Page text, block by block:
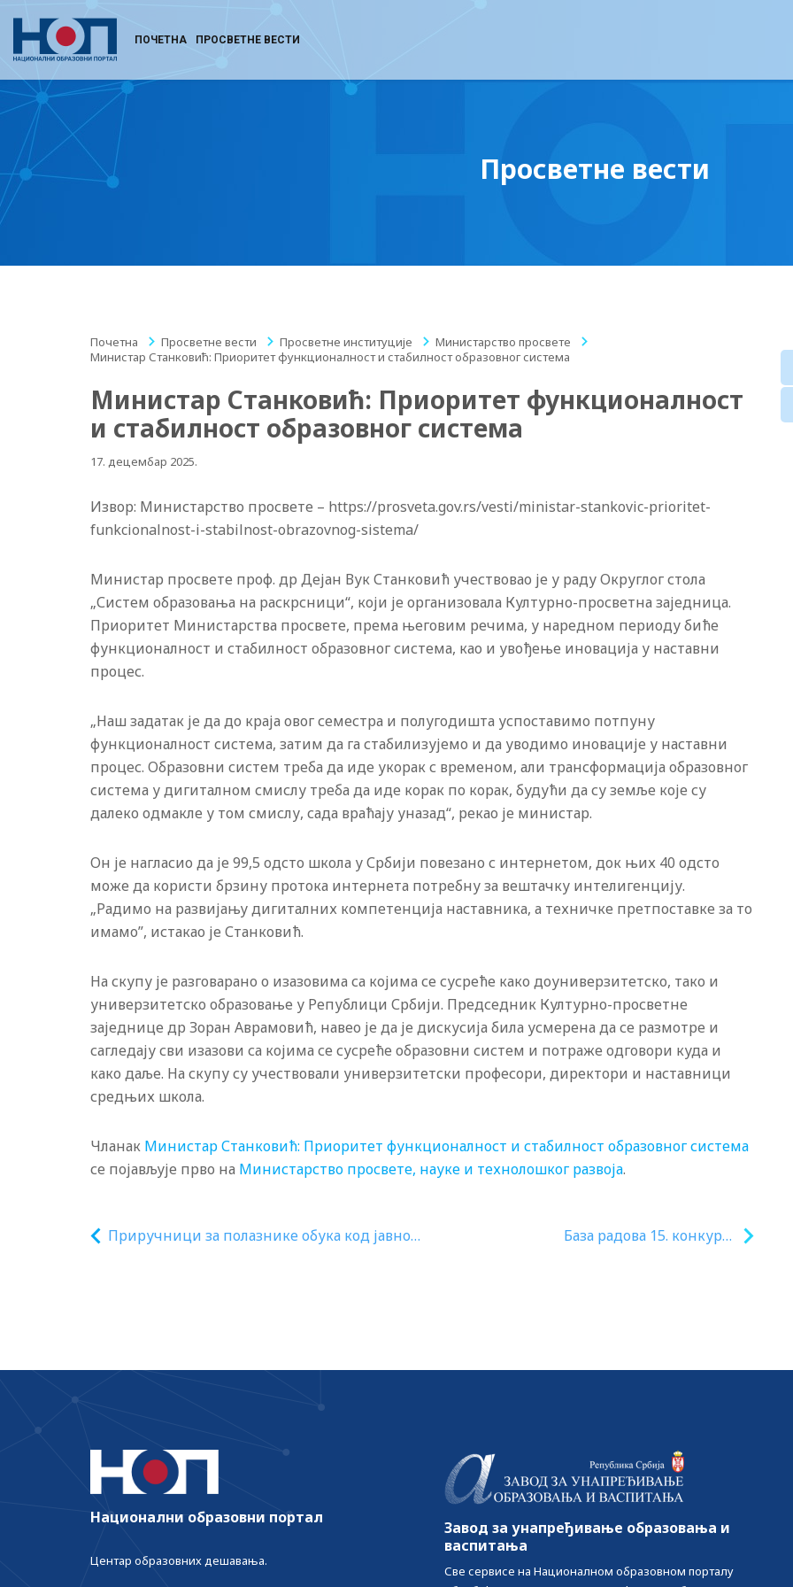
ПОЧЕТНА ПРОСВЕТНЕ ВЕСТИ
Просветне вести
Почетна / Просветне вести / Просветне институције / Министарство просвете
/
Министар Станковић: Приоритет функционалност и стабилност образовног система
Министар Станковић: Приоритет функционалност
и стабилност образовног система
17. децембар 2025.
Извор: Министарство просвете – https://prosveta.gov.rs/vesti/ministar-stankovic-prioritet-
funkcionalnost-i-stabilnost-obrazovnog-sistema/
Министар просвете проф. др Дејан Вук Станковић учествовао је у раду Округлог стола
„Систем образовања на раскрсници“, који је организовала Културно-просветна заједница.
Приоритет Министарства просвете, према његовим речима, у наредном периоду биће
функционалност и стабилност образовног система, као и увођење иновација у наставни
процес.
„Наш задатак је да до краја овог семестра и полугодишта успоставимо потпуну
функционалност система, затим да га стабилизујемо и да уводимо иновације у наставни
процес. Образовни систем треба да иде укорак с временом, али трансформација образовног
система у дигиталном смислу треба да иде корак по корак, будући да су земље које су
далеко одмакле у том смислу, сада враћају уназад“, рекао је министар.
Он је нагласио да је 99,5 одсто школа у Србији повезано с интернетом, док њих 40 одсто
може да користи брзину протока интернета потребну за вештачку интелигенцију.
„Радимо на развијању дигиталних компетенција наставника, а техничке претпоставке за то
имамо”, истакао је Станковић.
На скупу је разговарано о изазовима са којима се сусреће како доуниверзитетско, тако и
универзитетско образовање у Републици Србији. Председник Културно-просветне
заједнице др Зоран Аврамовић, навео је да је дискусија била усмерена да се размотре и
сагледају сви изазови са којима се сусреће образовни систем и потраже одговори куда и
како даље. На скупу су учествовали универзитетски професори, директори и наставници
средњих школа.
Чланак Министар Станковић: Приоритет функционалност и стабилност образовног система
се појављује прво на Министарство просвете, науке и технолошког развоја.
Приручници за полазнике обука код јавно
База радова 15. конкурса
Национални образовни портал
Центар образовних дешавања.
Завод за унапређивање образовања и
васпитања
Све сервисе на Националном образовном порталу